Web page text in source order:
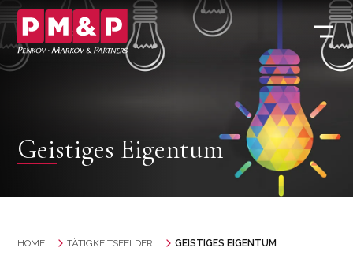
Geistiges Eigentum
HOME TÄTIGKEITSFELDER GEISTIGES EIGENTUM